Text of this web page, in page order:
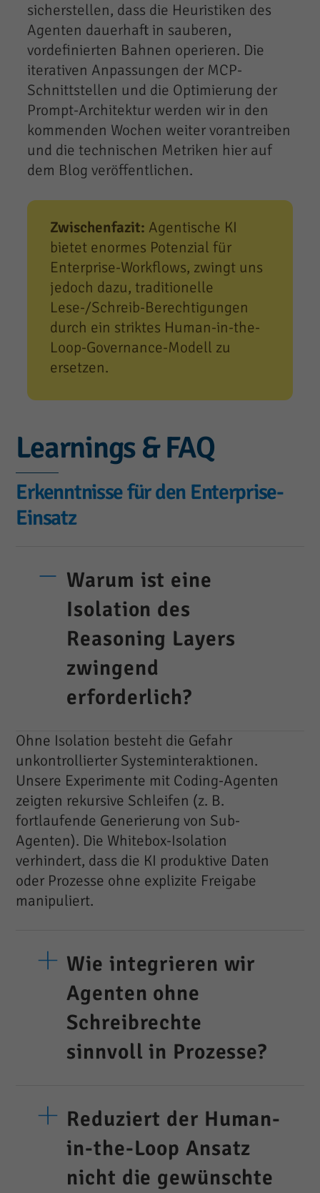
sicherstellen, dass die Heuristiken des
Agenten dauerhaft in sauberen,
vordefinierten Bahnen operieren. Die
iterativen Anpassungen der MCP-
Schnittstellen und die Optimierung der
Prompt-Architektur werden wir in den
kommenden Wochen weiter vorantreiben
und die technischen Metriken hier auf
dem Blog veröffentlichen.
Zwischenfazit: Agentische KI
bietet enormes Potenzial für
Enterprise-Workflows, zwingt uns
jedoch dazu, traditionelle
Lese-/Schreib-Berechtigungen
durch ein striktes Human-in-the-
Loop-Governance-Modell zu
ersetzen.
Learnings & FAQ
Erkenntnisse für den Enterprise-
Einsatz
Warum ist eine
Isolation des
Reasoning Layers
zwingend
erforderlich?
Ohne Isolation besteht die Gefahr
unkontrollierter Systeminteraktionen.
Unsere Experimente mit Coding-Agenten
zeigten rekursive Schleifen (z. B.
fortlaufende Generierung von Sub-
Agenten). Die Whitebox-Isolation
verhindert, dass die KI produktive Daten
oder Prozesse ohne explizite Freigabe
manipuliert.
Wie integrieren wir
Agenten ohne
Schreibrechte
sinnvoll in Prozesse?
Reduziert der Human-
in-the-Loop Ansatz
nicht die gewünschte